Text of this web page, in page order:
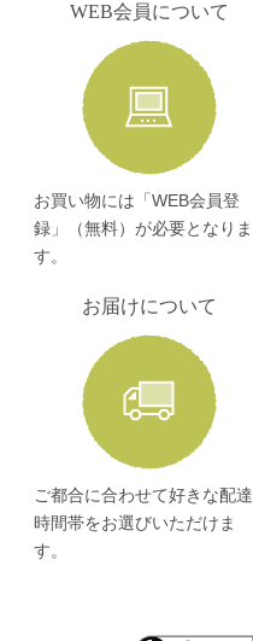
WEB会員について
お買い物には「WEB会員登
録」（無料）が必要となりま
す。
お届けについて
ご都合に合わせて好きな配達
時間帯をお選びいただけま
す。